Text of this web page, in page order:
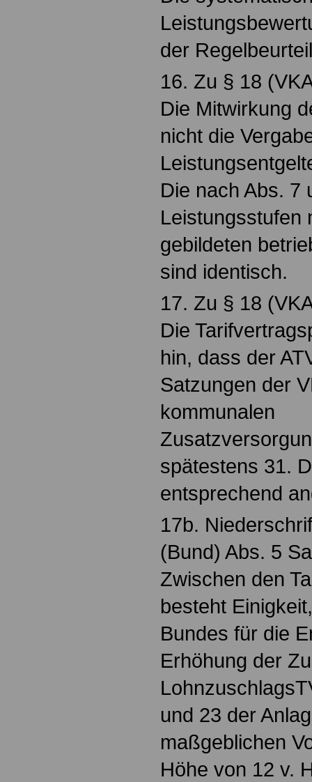
der
16. Zu § 18
Die Mitwirkung
nicht die
Die nach Abs. 7
Leistungsstufen
gebildeten
sind identisch.
17. Zu § 18
Die
hin, dass der
Satzungen der
kommunalen
spätestens 31.
entsprechend
17b.
(Bund) Abs. 5
Zwischen den
besteht
Bundes für die
Erhöhung der
und 23 der
maßgeblichen
Höhe von 12 v.